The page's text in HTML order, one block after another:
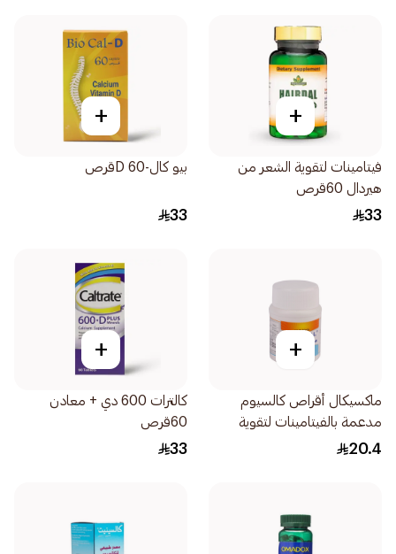
+
فيتامينات لتقوية الشعر من
هيردال 60قرص
33
+
بيو كال-D 60قرص
33
+
ماكسيكال أقراص كالسيوم
مدعمة بالفيتامينات لتقوية
العظام 30ااقراص
20.4
+
كالترات 600 دي + معادن
60قرص
33